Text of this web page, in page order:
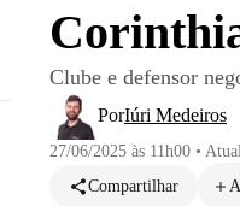
Clube e defensor
PorIúri Medeiros
27/06/2025 às 11h00 •
Compartilhar